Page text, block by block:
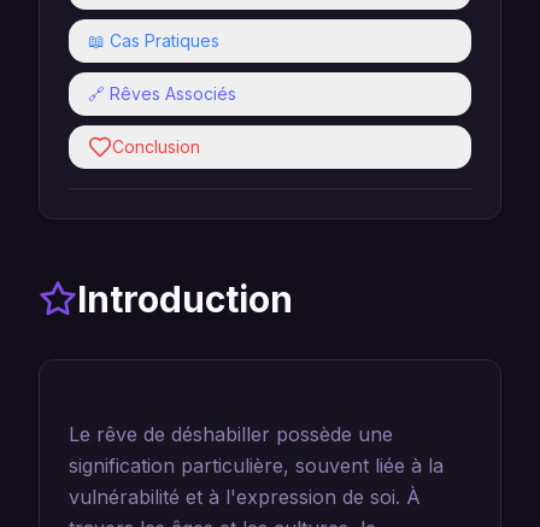
📖 Cas Pratiques
🔗 Rêves Associés
Conclusion
Introduction
Le rêve de déshabiller possède une
signification particulière, souvent liée à la
vulnérabilité et à l'expression de soi. À